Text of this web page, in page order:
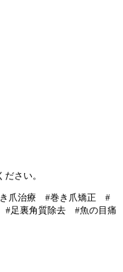
さい。
爪治療 #巻き爪矯正 #
足裏角質除去 #魚の目痛